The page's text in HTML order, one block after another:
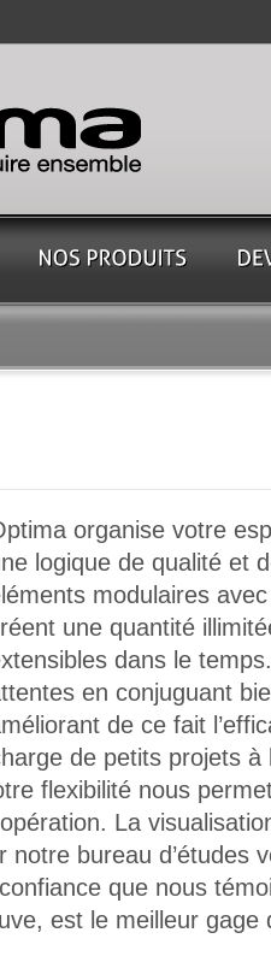
organise votre
logique de qualité et
modulaires
une quantité
dans le
en conjuguant
de ce fait
de petits projets à
flexibilité nous
La
notre bureau d’études
que nous
est le meilleur gage